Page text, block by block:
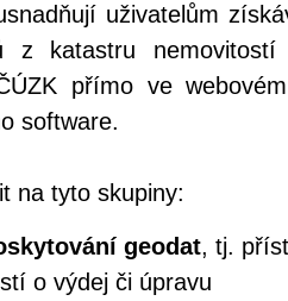
uživatelům
z katastru
přímo ve
software.
na tyto skupiny:
geodat, tj.
o výdej či úpravu